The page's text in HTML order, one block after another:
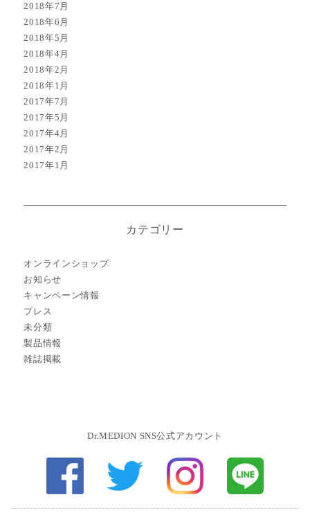
2018年7月
2018年6月
2018年5月
2018年4月
2018年2月
2018年1月
2017年7月
2017年5月
2017年4月
2017年2月
2017年1月
カテゴリー
オンラインショップ
お知らせ
キャンペーン情報
プレス
未分類
製品情報
雑誌掲載
Dr.MEDION SNS公式アカウント